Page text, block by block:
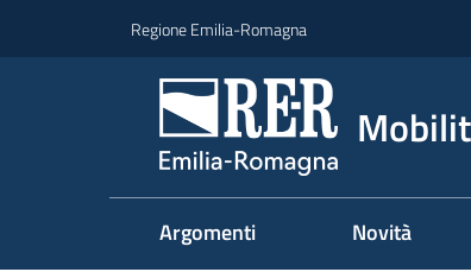
Regione Emilia-Romagna
Argomenti Novità